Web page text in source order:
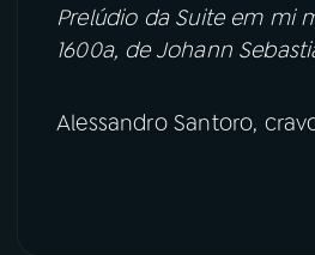
Prelúdio da Suite em mi
1600a, de Johann
Alessandro Santoro,